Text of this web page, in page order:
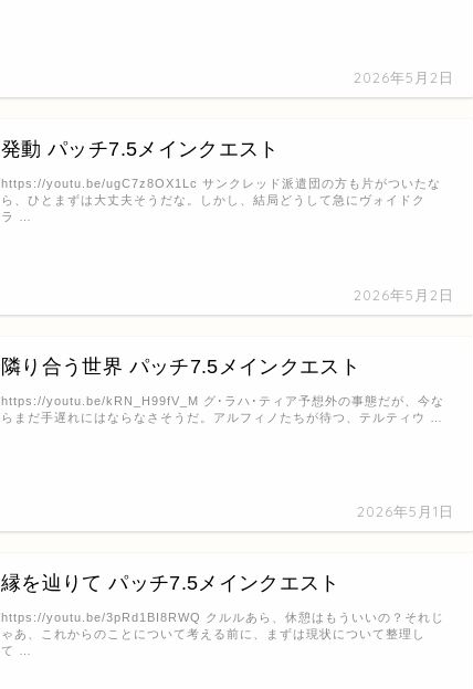
2026年5月2日
発動 パッチ7.5メインクエスト
2026年5月2日
https://youtu.be/ugC7z8OX1Lc サンクレッド派遣団の方も片がついたな
ら、ひとまずは大丈夫そうだな。しかし、結局どうして急にヴォイドク
ラ …
隣り合う世界 パッチ7.5メインクエスト
2026年5月1日
https://youtu.be/kRN_H99fV_M グ･ラハ･ティア予想外の事態だが、今な
らまだ手遅れにはならなさそうだ。アルフィノたちが待つ、テルティウ …
縁を辿りて パッチ7.5メインクエスト
https://youtu.be/3pRd1BI8RWQ クルルあら、休憩はもういいの？それじ
ゃあ、これからのことについて考える前に、まずは現状について整理し
て …